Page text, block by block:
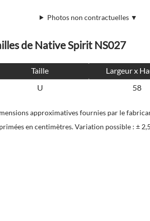
Photos non contractuelles ▼
de Native Spirit NS027
Taille
Largeur x
U
58
approximatives fournies par le
en centimètres. Variation possible : ±